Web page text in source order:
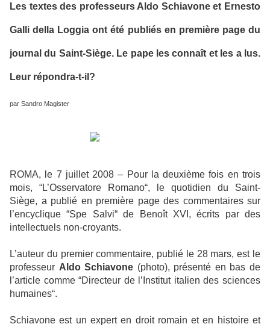
Les textes des professeurs Aldo Schiavone et Ernesto
Galli della Loggia ont été publiés en première page du
journal du Saint-Siège. Le pape les connaît et les a lus.
Leur répondra-t-il?
par Sandro Magister
ROMA, le 7 juillet 2008 – Pour la deuxième fois en trois
mois, “L’Osservatore Romano“, le quotidien du Saint-
Siège, a publié en première page des commentaires sur
l’encyclique “Spe Salvi“ de Benoît XVI, écrits par des
intellectuels non-croyants.
L’auteur du premier commentaire, publié le 28 mars, est le
professeur Aldo Schiavone (photo), présenté en bas de
l’article comme “Directeur de l’Institut italien des sciences
humaines“.
Schiavone est un expert en droit romain et en histoire et